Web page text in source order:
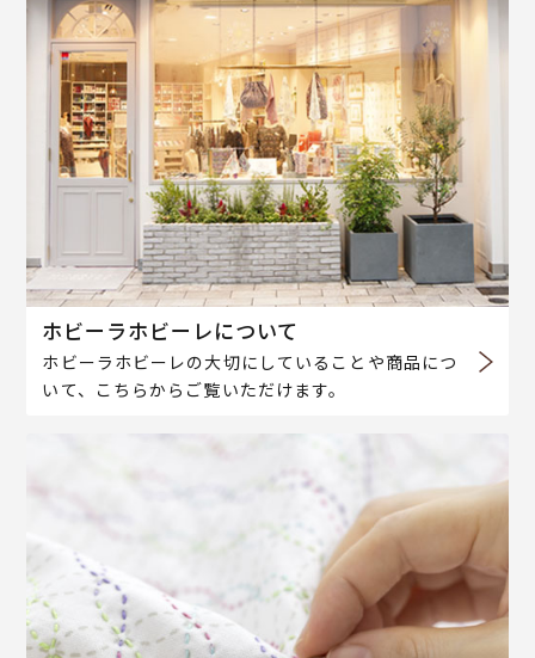
ホビーラホビーレについて
ホビーラホビーレの大切にしていることや商品につ
いて、こちらからご覧いただけます。